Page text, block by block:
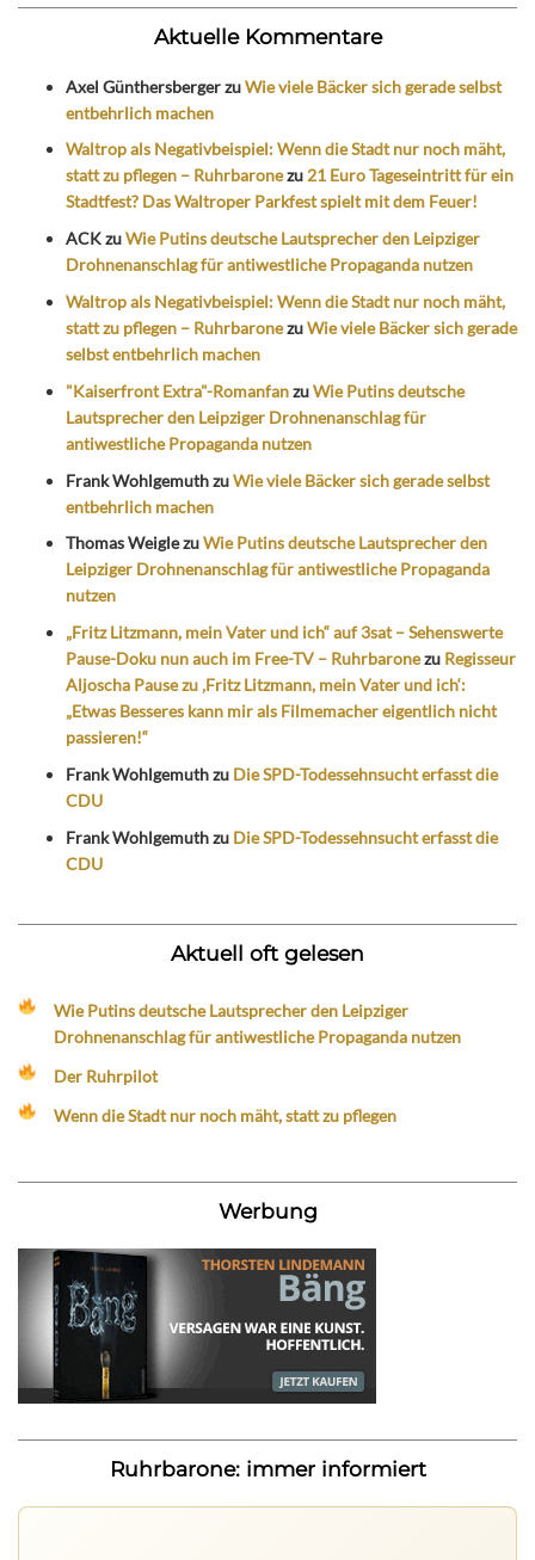
Aktuelle Kommentare
Axel GünthersbergerzuWie viele Bäcker sich gerade selbst
entbehrlich machen
Waltrop als Negativbeispiel: Wenn die Stadt nur noch mäht,
statt zu pflegen – Ruhrbaronezu 21 Euro Tageseintritt für ein
Stadtfest? Das Waltroper Parkfest spielt mit dem Feuer!
ACKzuWie Putins deutsche Lautsprecher den Leipziger
Drohnenanschlag für antiwestliche Propaganda nutzen
Waltrop als Negativbeispiel: Wenn die Stadt nur noch mäht,
statt zu pflegen – RuhrbaronezuWie viele Bäcker sich gerade
selbst entbehrlich machen
"Kaiserfront Extra"-RomanfanzuWie Putins deutsche
Lautsprecher den Leipziger Drohnenanschlag für
antiwestliche Propaganda nutzen
Frank WohlgemuthzuWie viele Bäcker sich gerade selbst
entbehrlich machen
Thomas WeiglezuWie Putins deutsche Lautsprecher den
Leipziger Drohnenanschlag für antiwestliche Propaganda
nutzen
„Fritz Litzmann, mein Vater und ich“ auf 3sat – Sehenswerte
Pause-Doku nun auch im Free-TV – Ruhrbaronezu Regisseur
Aljoscha Pause zu ‚Fritz Litzmann, mein Vater und ich‘:
„Etwas Besseres kann mir als Filmemacher eigentlich nicht
passieren!“
Frank Wohlgemuthzu Die SPD-Todessehnsucht erfasst die
CDU
Frank Wohlgemuthzu Die SPD-Todessehnsucht erfasst die
CDU
Aktuell oft gelesen
Wie Putins deutsche Lautsprecher den Leipziger
Drohnenanschlag für antiwestliche Propaganda nutzen
Der Ruhrpilot
Wenn die Stadt nur noch mäht, statt zu pflegen
Werbung
Ruhrbarone: immer informiert